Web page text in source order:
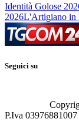
Identità Golose
2026L'Artigiano in
Seguici su
P.Iva